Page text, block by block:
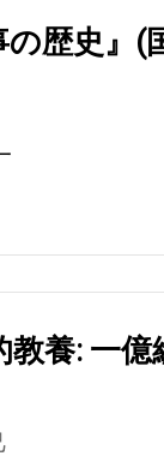
の歴史』(
教養: 一